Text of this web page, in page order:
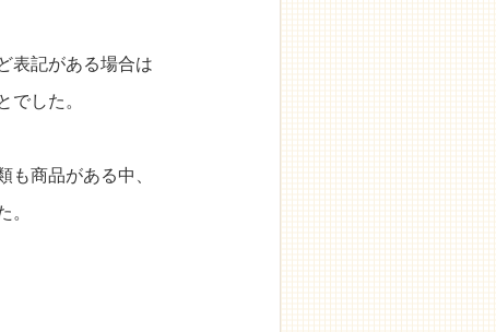
表記がある場合は
でした。
商品がある中、
。